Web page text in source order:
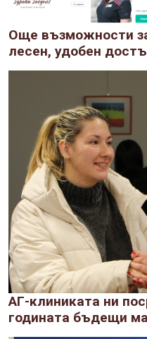
Още възможности
лесен, удобен
АГ-клиниката ни
годината бъдещи